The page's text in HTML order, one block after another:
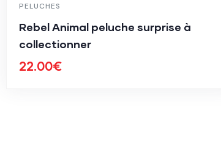
PELUCHES
Rebel Animal peluche surprise à
collectionner
22.00€